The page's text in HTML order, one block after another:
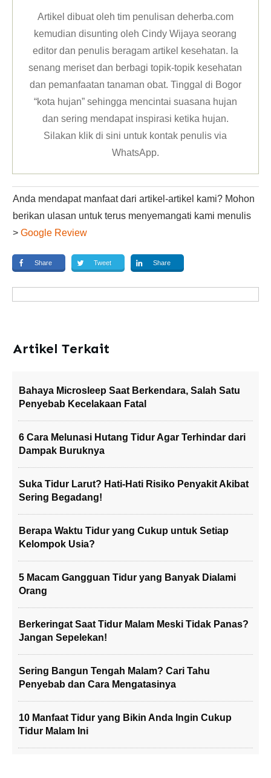
Artikel dibuat oleh tim penulisan deherba.com
kemudian disunting oleh Cindy Wijaya seorang
editor dan penulis beragam artikel kesehatan. Ia
senang meriset dan berbagi topik-topik kesehatan
dan pemanfaatan tanaman obat. Tinggal di Bogor
“kota hujan” sehingga mencintai suasana hujan
dan sering mendapat inspirasi ketika hujan.
Silakan klikdi sini untuk kontak penulis via
WhatsApp.
Anda mendapat manfaat dari artikel-artikel kami? Mohon
berikan ulasan untuk terus menyemangati kami menulis
> Google Review
Share Tweet Share
Artikel Terkait
Bahaya Microsleep Saat Berkendara, Salah Satu
Penyebab Kecelakaan Fatal
6 Cara Melunasi Hutang Tidur Agar Terhindar dari
Dampak Buruknya
Suka Tidur Larut? Hati-Hati Risiko Penyakit Akibat
Sering Begadang!
Berapa Waktu Tidur yang Cukup untuk Setiap
Kelompok Usia?
5 Macam Gangguan Tidur yang Banyak Dialami
Orang
Berkeringat Saat Tidur Malam Meski Tidak Panas?
Jangan Sepelekan!
Sering Bangun Tengah Malam? Cari Tahu
Penyebab dan Cara Mengatasinya
10 Manfaat Tidur yang Bikin Anda Ingin Cukup
Tidur Malam Ini